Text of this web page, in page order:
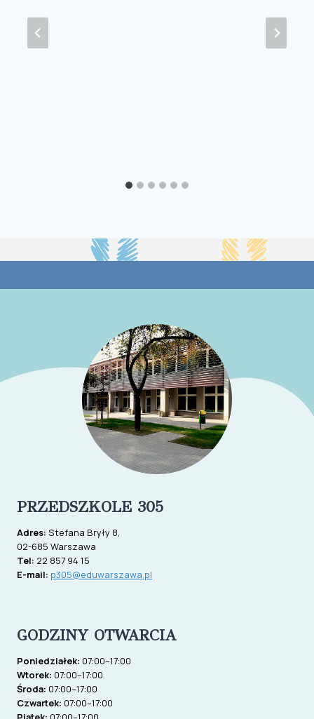
PRZEDSZKOLE 305
Adres: Stefana Bryły 8,
02-685 Warszawa
Tel: 22 857 94 15
E-mail: p305@eduwarszawa.pl
GODZINY OTWARCIA
Poniedziałek: 07:00–17:00
Wtorek: 07:00–17:00
Środa: 07:00–17:00
Czwartek: 07:00–17:00